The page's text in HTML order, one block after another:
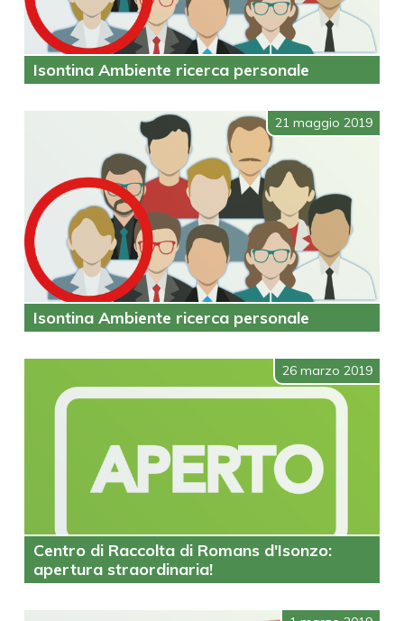
Isontina Ambiente ricerca personale
21 maggio 2019
Isontina Ambiente ricerca personale
26 marzo 2019
Centro di Raccolta di Romans d'Isonzo:
apertura straordinaria!